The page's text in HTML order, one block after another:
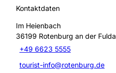
Kontaktdaten
Im Heienbach
36199 Rotenburg an der Fulda
+49 6623 5555
tourist-info@rotenburg.de